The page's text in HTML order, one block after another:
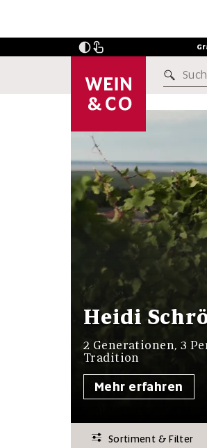
Suche
Heidi
2 Generationen, 3
Tradition
Mehr erfahren
Sortiment & Filter